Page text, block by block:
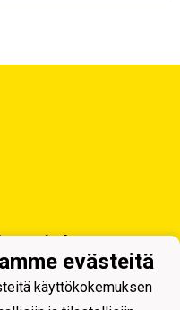
evästeitä
käyttökokemuksen